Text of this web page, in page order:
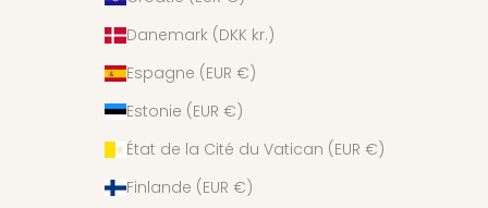
Danemark (DKK kr.)
Espagne (EUR €)
Estonie (EUR €)
État de la Cité du Vatican (EUR €)
Finlande (EUR €)